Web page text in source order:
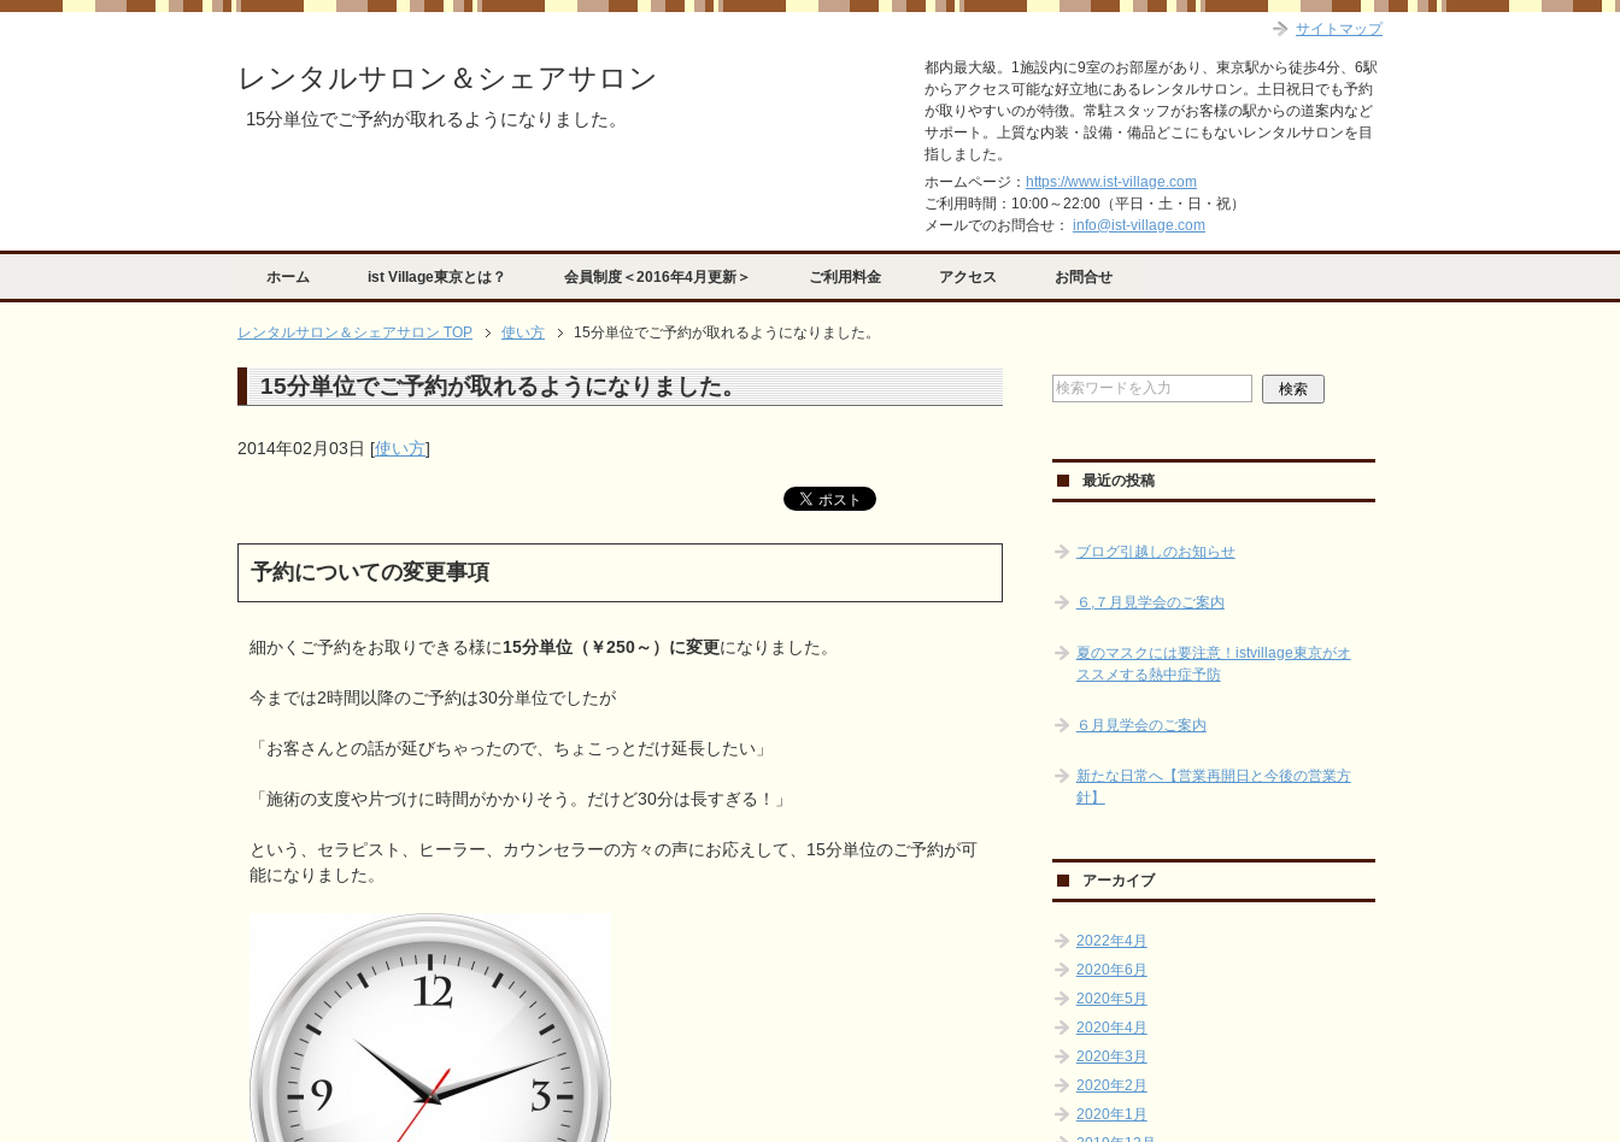
レンタルサロン＆シェアサロン
15分単位でご予約が取れるようになりました。
都内最大級。1施設内に9室のお部屋があり、東京駅から徒歩4分、6駅
からアクセス可能な好立地にあるレンタルサロン。土日祝日でも予約
が取りやすいのが特徴。常駐スタッフがお客様の駅からの道案内など
サポート。上質な内装・設備・備品どこにもないレンタルサロンを目
指しました。
ホームページ： https://www.ist-village.com
ご利用時間：10:00～22:00（平日・土・日・祝）
メールでのお問合せ： info@ist-village.com
ホーム ist Village東京とは？ 会員制度＜2016年4月更新＞ ご利用料金 アクセス お問合せ
レンタルサロン＆シェアサロン TOP 使い方 15分単位でご予約が取れるようになりました。
15分単位でご予約が取れるようになりました。
2014年02月03日 [使い方]
予約についての変更事項
細かくご予約をお取りできる様に15分単位（￥250～）に変更になりました。
今までは2時間以降のご予約は30分単位でしたが
「お客さんとの話が延びちゃったので、ちょこっとだけ延長したい」
「施術の支度や片づけに時間がかかりそう。だけど30分は長すぎる！」
という、セラピスト、ヒーラー、カウンセラーの方々の声にお応えして、15分単位のご予約が可
能になりました。
最近の投稿
ブログ引越しのお知らせ
６,７月見学会のご案内
夏のマスクには要注意！istvillage東京がオ
ススメする熱中症予防
６月見学会のご案内
新たな日常へ【営業再開日と今後の営業方
針】
アーカイブ
2022年4月
2020年6月
2020年5月
2020年4月
2020年3月
2020年2月
2020年1月
サイトマップ